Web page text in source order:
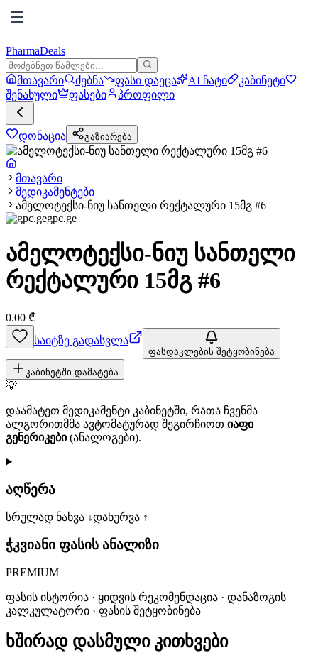
PharmaDeals
მთავარი ძებნა ფასი დაეცა AI ჩატი
კაბინეტი
შენახული
ფასები პროფილი
დონაცია გაზიარება
მთავარი
მედიკამენტები
ამელოტექსი-ნიუ სანთელი რექტალური 15მგ #6
gpc.ge
ამელოტექსი-ნიუ სანთელი
რექტალური 15მგ #6
0.00 ₾
საიტზე გადასვლა
ფასდაკლების შეტყობინება
კაბინეტში დამატება
💡
დაამატეთ მედიკამენტი კაბინეტში, რათა ჩვენმა
ალგორითმმა ავტომატურად შეგირჩიოთ იაფი
გენერიკები(ანალოგები).
აღწერა
სრულად ნახვა ↓დახურვა ↑
ჭკვიანი ფასის ანალიზი
PREMIUM
ფასის ისტორია · ყიდვის რეკომენდაცია · დანაზოგის
კალკულატორი · ფასის შეტყობინება
ხშირად დასმული კითხვები